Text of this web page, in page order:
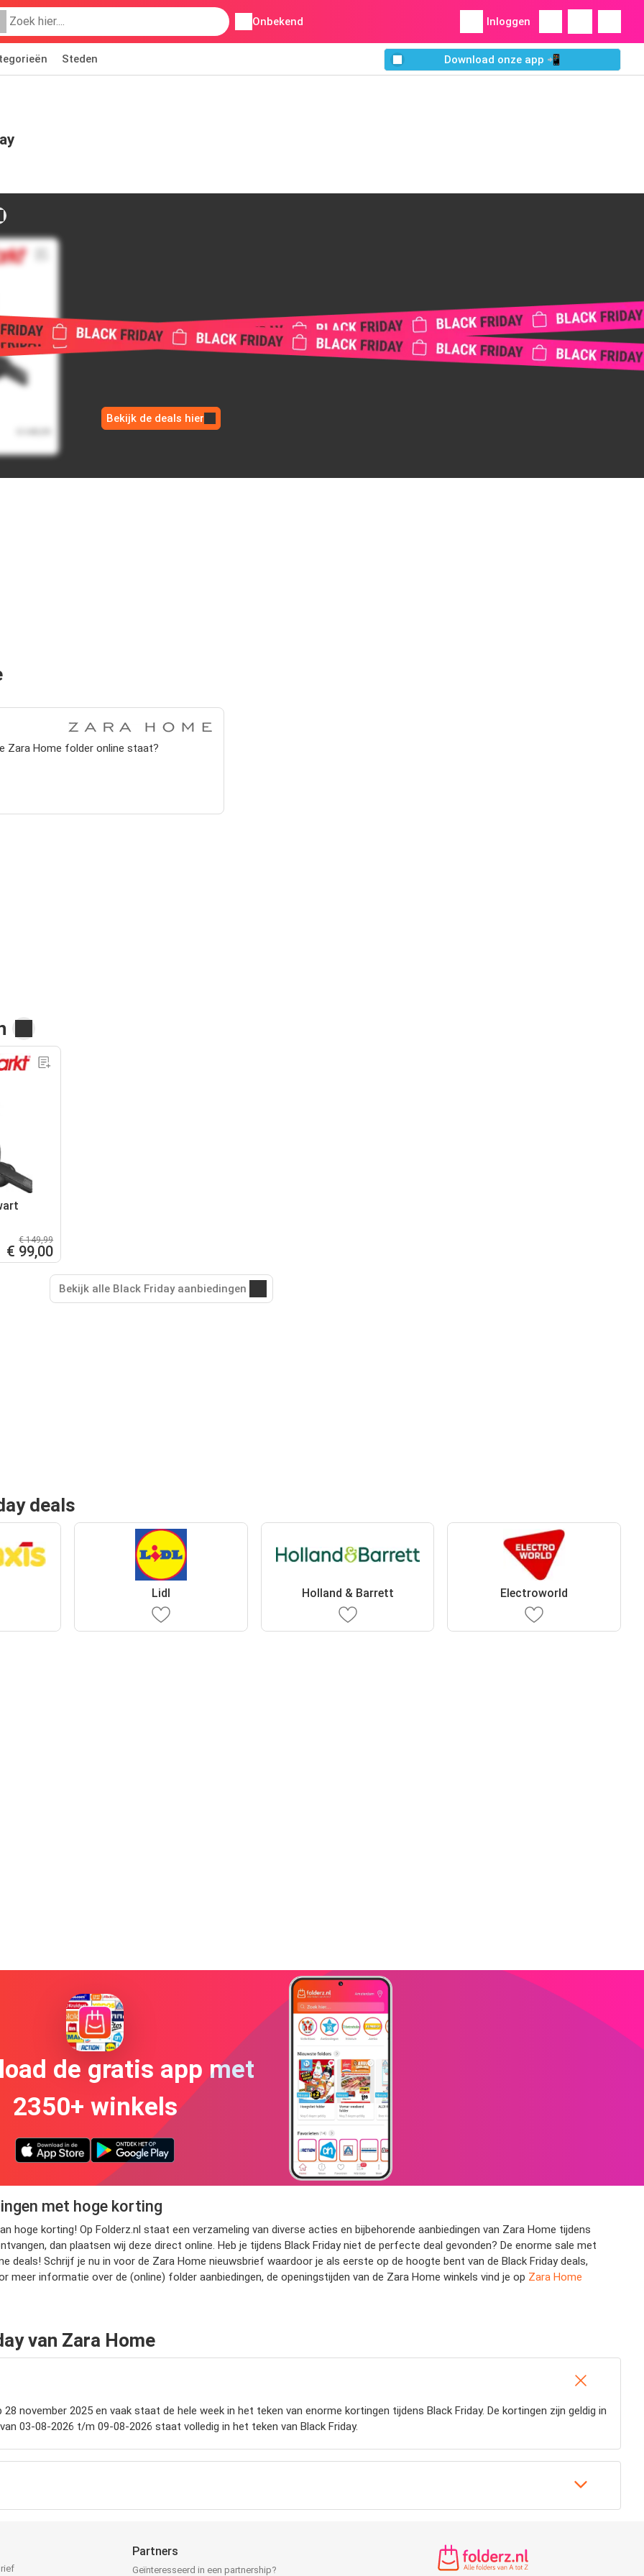
Onbekend Inloggen
Steden Download onze app 📲
Bekijk de deals hier
Zara Home folder online staat?
€ 149,99
€ 99,00
Bekijk alle Black Friday aanbiedingen
deals
Lidl Holland & Barrett Electroworld
de gratis app met
2350+ winkels
met hoge korting
hoge korting! Op Folderz.nl staat een verzameling van diverse acties en bijbehorende aanbiedingen van Zara Home tijdens
dan plaatsen wij deze direct online. Heb je tijdens Black Friday niet de perfecte deal gevonden? De enorme sale met
deals! Schrijf je nu in voor de Zara Home nieuwsbrief waardoor je als eerste op de hoogte bent van de Black Friday deals,
meer informatie over de (online) folder aanbiedingen, de openingstijden van de Zara Home winkels vind je op Zara Home
van Zara Home
november 2025 en vaak staat de hele week in het teken van enorme kortingen tijdens Black Friday. De kortingen zijn geldig in
03-08-2026 t/m 09-08-2026 staat volledig in het teken van Black Friday.
Partners
Geïnteresseerd in een partnership?